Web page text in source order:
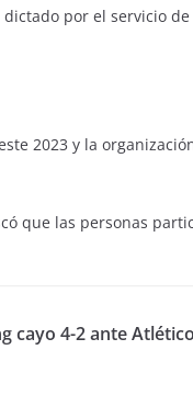
por el servicio
2023 y la
que las personas
cayo 4-2 ante